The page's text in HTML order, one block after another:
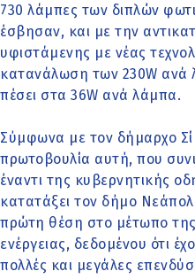
730 λάμπες των διπλών
έσβησαν, και με την
υφιστάμενης με νέας
κατανάλωση των 230W ανά
πέσει στα 36W ανά λάμπα.
Σύμφωνα με τον δήμαρχο
πρωτοβουλία αυτή, που
έναντι της κυβερνητικής
κατατάξει τον δήμο
πρώτη θέση στο μέτωπο
ενέργειας, δεδομένου ότι
πολλές και μεγάλες